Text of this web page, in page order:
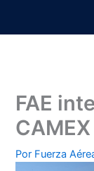
FAE
CAMEX
Por Fuerza